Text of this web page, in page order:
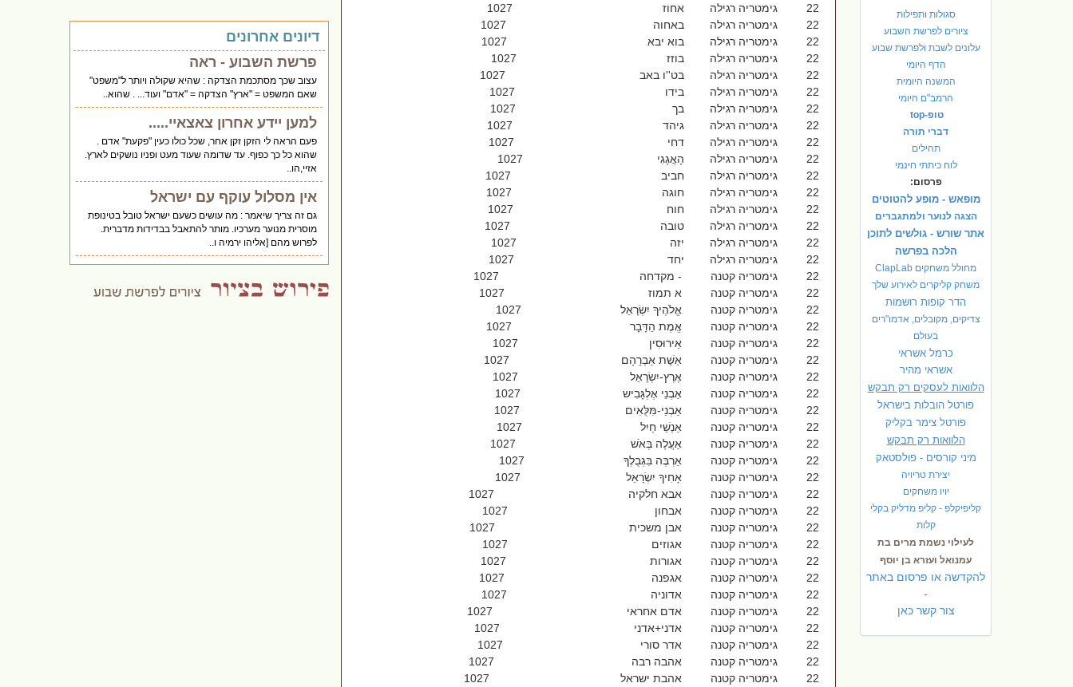
סגולות ותפילות
ציורים לפרשת השבוע
עלונים לשבת ולפרשת שבוע
הדף היומי
המשנה היומית
הרמב"ם היומי
טופ-top
דברי תורה
תהילים
לוח כיתתי חינמי
פרסום:
מופאש - מופע להטוטים
הצגה לנוער ולמתגברים
אתר שורש - גולשים לתוכן
הלכה בפרשה
מחולל משחקים ClapLab
משחק קליקרים לאירוע שלך
הדר קופות רושמות
צדיקים, מקובלים, אדמו"רים
בעולם
כרמל אשראי
אשראי מהיר
הלוואות לעסקים רק תבקש
פורטל הובלות בישראל
פורטל צימר בקליק
הלוואות רק תבקש
מיני קורסים - פולסטאק
יצירת טריויה
יויו משחקים
קליפיקלפ - קליפ מדליק בקלי
קלות
לעילוי נשמת מרים בת
עמנואל ועזרא בן יוסף
להקדשה או פרסום באתר
-
צור קשר כאן
22 גימטריה רגילה אחוז 1027
22 גימטריה רגילה באחוה 1027
22 גימטריה רגילה בוא יבא 1027
22 גימטריה רגילה בוזז 1027
22 גימטריה רגילה בט''ו באב 1027
22 גימטריה רגילה בידו 1027
22 גימטריה רגילה בך 1027
22 גימטריה רגילה גיהד 1027
22 גימטריה רגילה דחי 1027
22 גימטריה רגילה הָאֲגָגִי 1027
22 גימטריה רגילה חביב 1027
22 גימטריה רגילה חוגה 1027
22 גימטריה רגילה חוח 1027
22 גימטריה רגילה טובה 1027
22 גימטריה רגילה יזה 1027
22 גימטריה רגילה יחד 1027
22 גימטריה קטנה - מקדחה 1027
22 גימטריה קטנה א תמוז 1027
22 גימטריה קטנה אֱלֹהֶיךָ יִשְׂרָאֵל 1027
22 גימטריה קטנה אֱמֶת הַדָּבָר 1027
22 גימטריה קטנה אֵירוּסִין 1027
22 גימטריה קטנה אֵשֶׁת אַבְרָהָם 1027
22 גימטריה קטנה אֶרֶץ-יִשְׂרָאֵל 1027
22 גימטריה קטנה אַבְנֵי אֶלְגָּבִיש 1027
22 גימטריה קטנה אַבְנֵי-מִּלֻּאִים 1027
22 גימטריה קטנה אַנְשֵׁי חַיִל 1027
22 גימטריה קטנה אַעֲלֶה בְּאֹשׁ 1027
22 גימטריה קטנה אַרְבֶּה בִּגְבֻלֶךָ 1027
22 גימטריה קטנה אָחִיךָ יִשְׂרָאֵל 1027
22 גימטריה קטנה אבא חלקיה 1027
22 גימטריה קטנה אבחון 1027
22 גימטריה קטנה אבן משכית 1027
22 גימטריה קטנה אגוזים 1027
22 גימטריה קטנה אגורות 1027
22 גימטריה קטנה אגפנה 1027
22 גימטריה קטנה אדוניה 1027
22 גימטריה קטנה אדם אחראי 1027
22 גימטריה קטנה אדני+אדני 1027
22 גימטריה קטנה אדר סורי 1027
22 גימטריה קטנה אהבה רבה 1027
22 גימטריה קטנה אהבת ישראל 1027
דיונים אחרונים
פרשת השבוע - ראה
עצוב שכך מסתכמת הצדקה : שהיא שקולה ויותר ל"משפט"
שאם המשפט = "ארץ" הצדקה = "אדם" ועוד... . שהוא..
למען יידע אחרון צאצאיי.....
פעם הראה לי הזקן זקן אחר, שכל כולו כעין "פקעת" אדם .
שהוא כל כך כפוף. עד שדומה שעוד מעט ופניו נושקים לארץ.
אזיי,הו..
אין מסלול עוקף עם ישראל
גם זה צריך שיאמר : מה עושים כשעם ישראל טובל בטינופת
מוסרית מנוער מערכיו. מותר להתאבל בבדידות מדברית.
לפרוש מהם [אליהו ירמיה ו..